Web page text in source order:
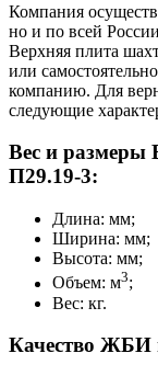
Компания
но и по всей
Верхняя плита
или
компанию. Для
следующие
Вес и размеры
П29.19-3:
Длина: мм;
Ширина: мм;
Высота: мм;
Объем: м3;
Вес: кг.
Качество ЖБИ